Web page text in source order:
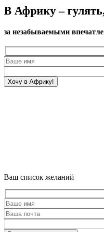
В Африку –
за незабываемыми
Ваш список желаний